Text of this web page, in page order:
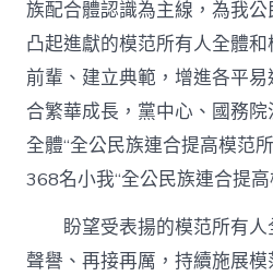
我
的
決
議
中
族配合體認識為主線，為我
凸起進獻的模范所有人全體
前輩、建立典範，增進各平
合繁華成長，黨中心、國務
全體“全公民族連合提高模范
368名小我“全公民族連合提高
盼望受表揚的模范所有人
聲譽、再接再厲，持續施展